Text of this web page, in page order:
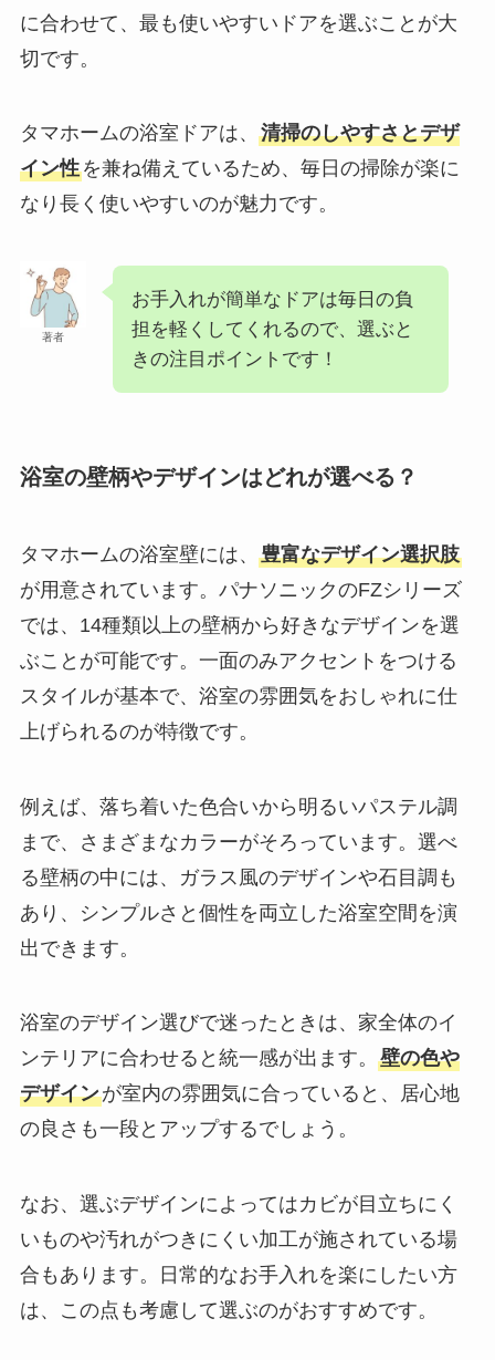
に合わせて、最も使いやすいドアを選ぶことが大
切です。
タマホームの浴室ドアは、 清掃のしやすさとデザ
イン性を兼ね備えているため、毎日の掃除が楽に
なり長く使いやすいのが魅力です。
著者
お手入れが簡単なドアは毎日の負
担を軽くしてくれるので、選ぶと
きの注目ポイントです！
浴室の壁柄やデザインはどれが選べる？
タマホームの浴室壁には、 豊富なデザイン選択肢
が用意されています。パナソニックのFZシリーズ
では、14種類以上の壁柄から好きなデザインを選
ぶことが可能です。一面のみアクセントをつける
スタイルが基本で、浴室の雰囲気をおしゃれに仕
上げられるのが特徴です。
例えば、落ち着いた色合いから明るいパステル調
まで、さまざまなカラーがそろっています。選べ
る壁柄の中には、ガラス風のデザインや石目調も
あり、シンプルさと個性を両立した浴室空間を演
出できます。
浴室のデザイン選びで迷ったときは、家全体のイ
ンテリアに合わせると統一感が出ます。 壁の色や
デザインが室内の雰囲気に合っていると、居心地
の良さも一段とアップするでしょう。
なお、選ぶデザインによってはカビが目立ちにく
いものや汚れがつきにくい加工が施されている場
合もあります。日常的なお手入れを楽にしたい方
は、この点も考慮して選ぶのがおすすめです。